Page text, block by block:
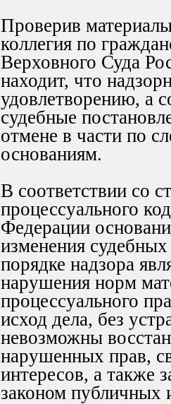
Проверив
коллегия по
Верховного Суда
находит, что
удовлетворению, а
судебные
отмене в части по
основаниям.
В соответствии со
процессуального
Федерации
изменения
порядке надзора
нарушения норм
процессуального
исход дела, без
невозможны
нарушенных прав,
интересов, а также
законом публичных